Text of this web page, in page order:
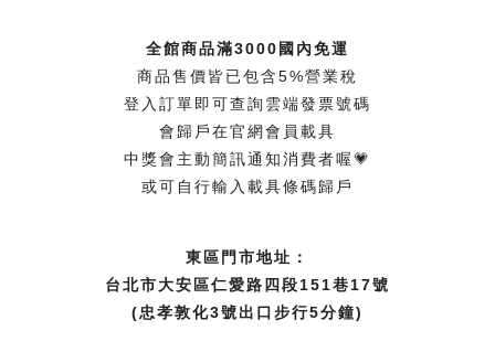
全館商品滿3000國內免運
商品售價皆已包含5%營業稅
登入訂單即可查詢雲端發票號碼
會歸戶在官網會員載具
中獎會主動簡訊通知消費者喔💗
或可自行輸入載具條碼歸戶
東區門市地址：
台北市大安區仁愛路四段151巷17號
(忠孝敦化3號出口步行5分鐘)